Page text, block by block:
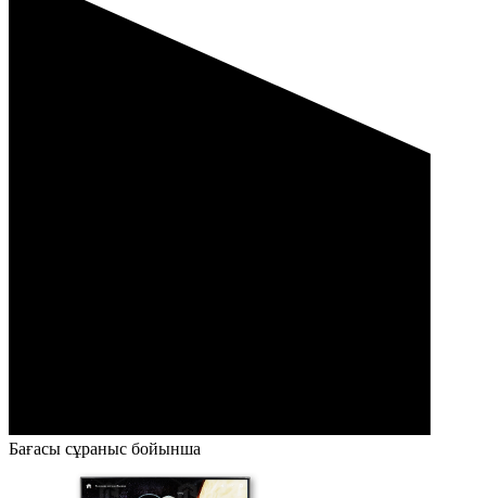
Бағасы сұраныс бойынша